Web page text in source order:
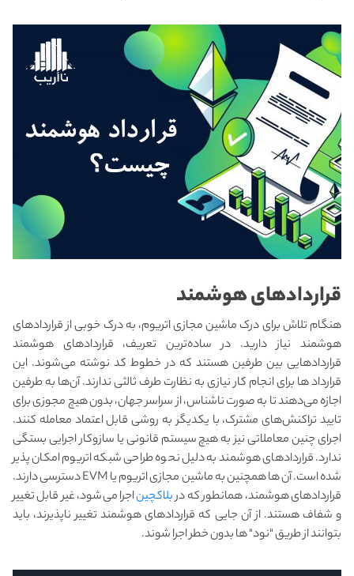
قراردادهای هوشمند
هنگام تلاش برای درک ماشین مجازی اتریوم، به درک خوبی از قراردادهای
هوشمند نیاز دارید. در ساده‌ترین تعریف، قراردادهای هوشمند
قراردادهایی بین طرفین هستند که در خطوط کد نوشته می‌شوند. این
قرارداد ها برای انجام کار نیازی به نظارت طرف ثالثی ندارند. آن‌ها به طرفین
اجازه می‌دهند تا به صورت ناشناس، از سراسر جهان، بدون هیچ مجوزی برای
تایید تراکنش‌های مشترک، با یکدیگر به روشی قابل اعتماد معامله کنند.
اجرای چنین معاملاتی نیز به هیچ سیستم قانونی یا سازوکار اجرایی بستگی
ندارد. قراردادهای هوشمند به دلیل نحوه طراحی شبکه اتریوم امکان پذیر
شده است. آن ها همچنین به ماشین مجازی اتریوم یا EVM دسترسی دارند.
قراردادهای هوشمند، همانطور که دربلاکچیناجرا می‌شود، غیر قابل تغییر
و شفاف هستند. از آن جایی که قراردادهای هوشمند تغییر ناپذیرند، باید
بتوانند از طریق "نود" ها بدون خطر اجرا شوند.